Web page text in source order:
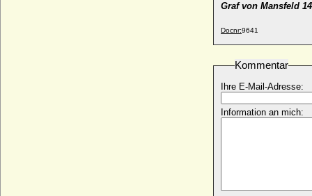
Graf von Mansfeld
Docnr:9641
Kommentar
Ihre E-Mail-Adresse:
Information an mich: